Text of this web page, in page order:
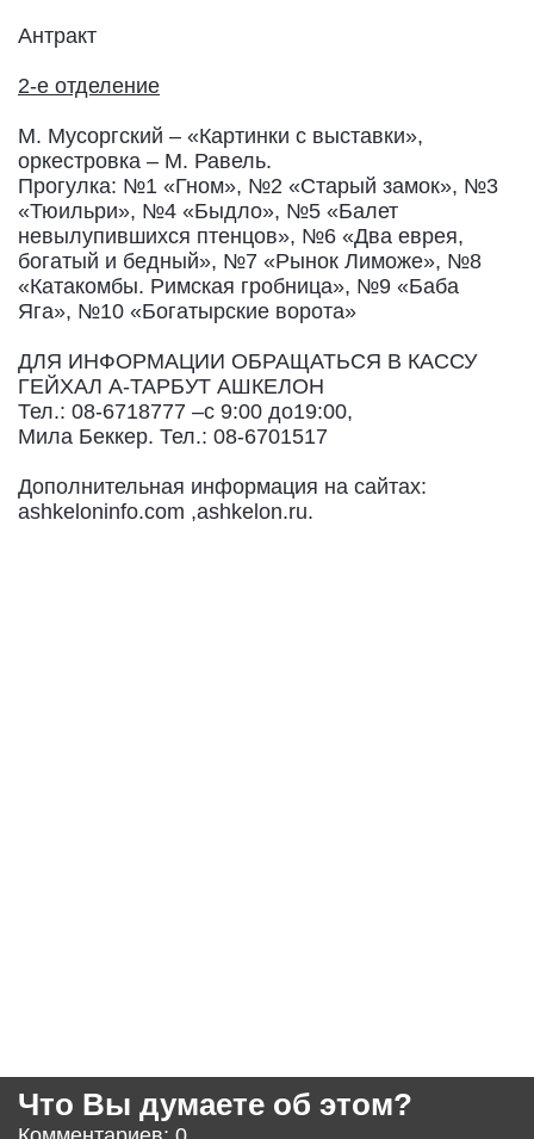
Антракт
2-е отделение
М. Мусоргский – «Картинки с выставки»,
оркестровка – М. Равель.
Прогулка: №1 «Гном», №2 «Старый замок», №3
«Тюильри», №4 «Быдло», №5 «Балет
невылупившихся птенцов», №6 «Два еврея,
богатый и бедный», №7 «Рынок Лиможе», №8
«Катакомбы. Римская гробница», №9 «Баба
Яга», №10 «Богатырские ворота»
ДЛЯ ИНФОРМАЦИИ ОБРАЩАТЬСЯ В КАССУ
ГЕЙХАЛ А-ТАРБУТ АШКЕЛОН
Тел.: 08-6718777 –с 9:00 до19:00,
Мила Беккер. Тел.: 08-6701517
Дополнительная информация на сайтах:
ashkeloninfo.com ,ashkelon.ru.
Что Вы думаете об этом?